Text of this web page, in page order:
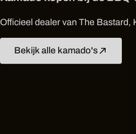
Officieel dealer van The Bastard,
Bekijk alle kamado's